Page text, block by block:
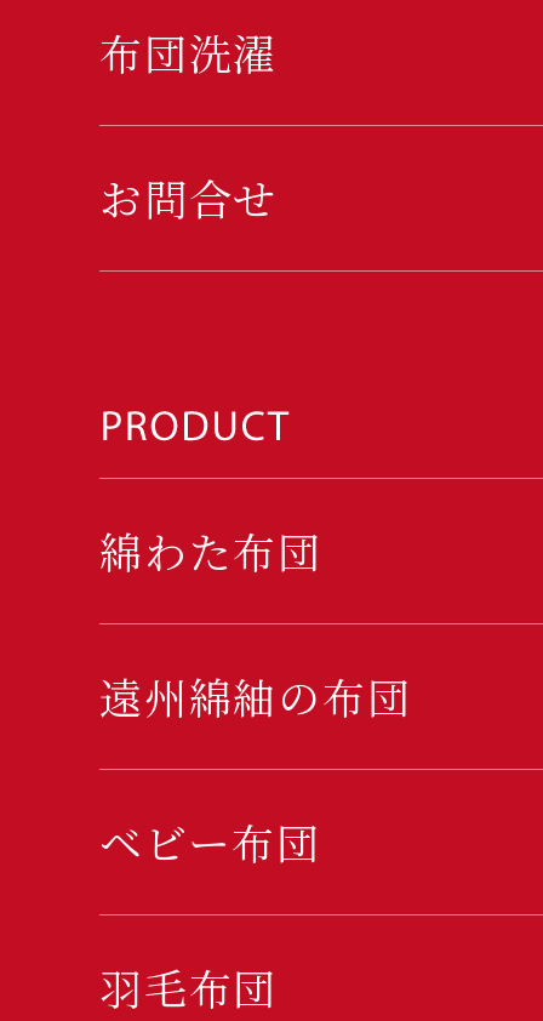
布団洗濯
お問合せ
綿わた布団
遠州綿紬の布団
ベビー布団
羽毛布団